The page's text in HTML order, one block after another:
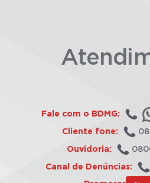
Fale com o BDMG:
Cliente fone:
Ouvidoria:
Canal de Denúncias: